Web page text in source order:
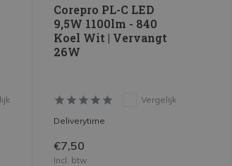
Corepro PL-C LED
9,5W 1100lm - 840
Koel Wit | Vervangt
26W
Vergelijk
Deliverytime
€7,50
Incl. btw